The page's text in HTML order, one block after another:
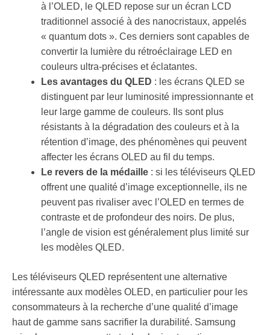
à l’OLED, le QLED repose sur un écran LCD
traditionnel associé à des nanocristaux, appelés
« quantum dots ». Ces derniers sont capables de
convertir la lumière du rétroéclairage LED en
couleurs ultra-précises et éclatantes.
Les avantages du QLED : les écrans QLED se
distinguent par leur luminosité impressionnante et
leur large gamme de couleurs. Ils sont plus
résistants à la dégradation des couleurs et à la
rétention d’image, des phénomènes qui peuvent
affecter les écrans OLED au fil du temps.
Le revers de la médaille : si les téléviseurs QLED
offrent une qualité d’image exceptionnelle, ils ne
peuvent pas rivaliser avec l’OLED en termes de
contraste et de profondeur des noirs. De plus,
l’angle de vision est généralement plus limité sur
les modèles QLED.
Les téléviseurs QLED représentent une alternative
intéressante aux modèles OLED, en particulier pour les
consommateurs à la recherche d’une qualité d’image
haut de gamme sans sacrifier la durabilité. Samsung